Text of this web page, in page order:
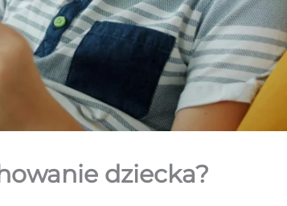
dziecka?